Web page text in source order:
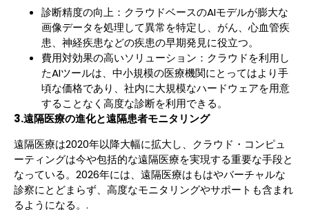
診断精度の向上：クラウドベースのAIモデルが膨大な
画像データを処理して異常を特定し、がん、心血管疾
患、神経疾患などの疾患の早期発見に役立つ。
費用対効果の高いソリューション：クラウドを利用し
たAIツールは、中小規模の医療機関にとってはより手
頃な価格であり、社内に大規模なハードウェアを用意
することなく高度な診断を利用できる。
3.遠隔医療の進化と遠隔患者モニタリング
遠隔医療は2020年以降大幅に拡大し、クラウド・コンピュ
ーティングは今や包括的な遠隔医療を実現する重要な手段と
なっている。2026年には、遠隔医療はもはやバーチャルな
診察にとどまらず、高度なモニタリングやサポートも含まれ
るようになる。.